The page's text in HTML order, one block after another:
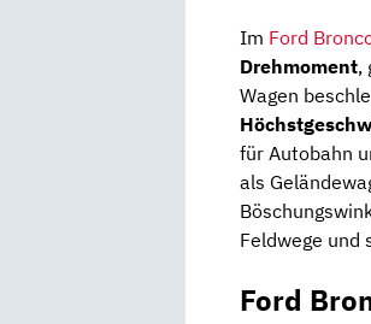
Im Ford
Drehmoment,
Wagen
für Autobahn
als
Feldwege und
Ford